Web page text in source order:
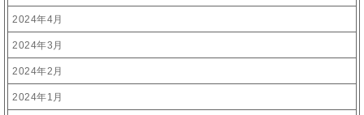
2024年4月
2024年3月
2024年2月
2024年1月